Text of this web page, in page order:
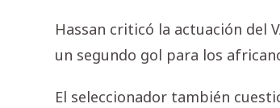
Hassan criticó la actuación del
un segundo gol para los
El seleccionador también